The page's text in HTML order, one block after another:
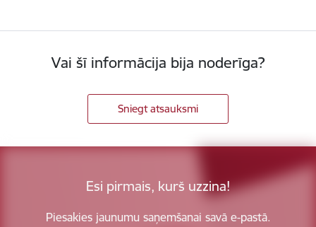
Vai šī informācija bija noderīga?
Sniegt atsauksmi
Esi pirmais, kurš uzzina!
Piesakies jaunumu saņemšanai savā e-pastā.